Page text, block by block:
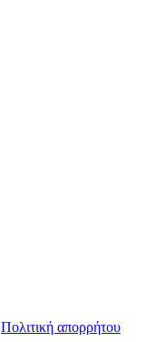
Πολιτική απορρήτου